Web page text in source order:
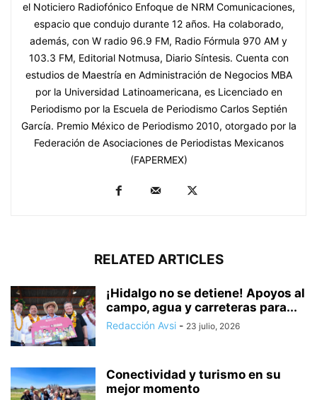
el Noticiero Radiofónico Enfoque de NRM Comunicaciones,
espacio que condujo durante 12 años. Ha colaborado,
además, con W radio 96.9 FM, Radio Fórmula 970 AM y
103.3 FM, Editorial Notmusa, Diario Síntesis. Cuenta con
estudios de Maestría en Administración de Negocios MBA
por la Universidad Latinoamericana, es Licenciado en
Periodismo por la Escuela de Periodismo Carlos Septién
García. Premio México de Periodismo 2010, otorgado por la
Federación de Asociaciones de Periodistas Mexicanos
(FAPERMEX)
RELATED ARTICLES
¡Hidalgo no se detiene! Apoyos al
campo, agua y carreteras para...
Redacción Avsi - 23 julio, 2026
Conectividad y turismo en su
mejor momento